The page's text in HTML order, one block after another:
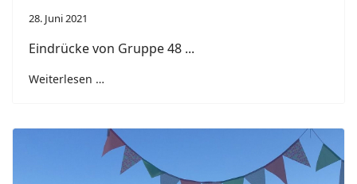
28. Juni 2021
Eindrücke von Gruppe 48 ...
Weiterlesen …